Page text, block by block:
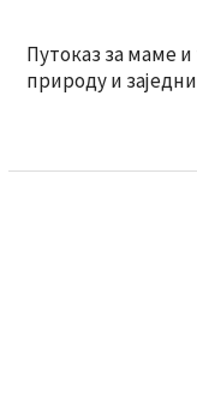
Путоказ за маме и
природу и